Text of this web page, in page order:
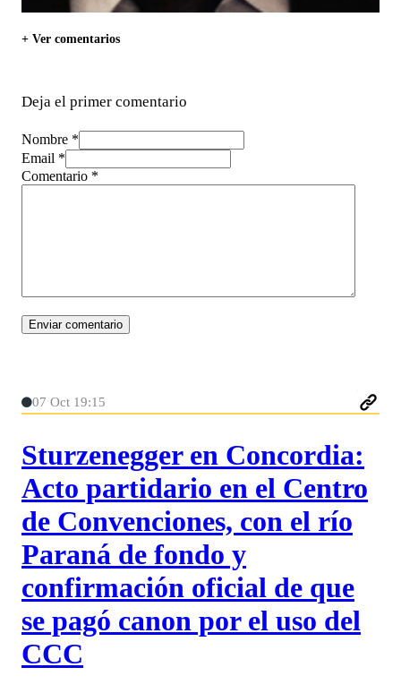
+ Ver comentarios
Deja el primer comentario
Nombre *
Email *
Comentario *
07 Oct 19:15
Sturzenegger en Concordia:
Acto partidario en el Centro
de Convenciones, con el río
Paraná de fondo y
confirmación oficial de que
se pagó canon por el uso del
CCC